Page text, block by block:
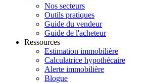
Nos secteurs
Outils pratiques
Guide du vendeur
Guide de l'acheteur
Ressources
Estimation immobilière
Calculatrice hypothécaire
Alerte immobilière
Blogue